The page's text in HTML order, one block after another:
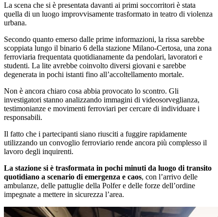
La scena che si è presentata davanti ai primi soccorritori è stata
quella di un luogo improvvisamente trasformato in teatro di violenza
urbana.
Secondo quanto emerso dalle prime informazioni, la rissa sarebbe
scoppiata lungo il binario 6 della stazione Milano-Certosa, una zona
ferroviaria frequentata quotidianamente da pendolari, lavoratori e
studenti. La lite avrebbe coinvolto diversi giovani e sarebbe
degenerata in pochi istanti fino all’accoltellamento mortale.
Non è ancora chiaro cosa abbia provocato lo scontro. Gli
investigatori stanno analizzando immagini di videosorveglianza,
testimonianze e movimenti ferroviari per cercare di individuare i
responsabili.
Il fatto che i partecipanti siano riusciti a fuggire rapidamente
utilizzando un convoglio ferroviario rende ancora più complesso il
lavoro degli inquirenti.
La stazione si è trasformata in pochi minuti da luogo di transito
quotidiano a scenario di emergenza e caos, con l’arrivo delle
ambulanze, delle pattuglie della Polfer e delle forze dell’ordine
impegnate a mettere in sicurezza l’area.